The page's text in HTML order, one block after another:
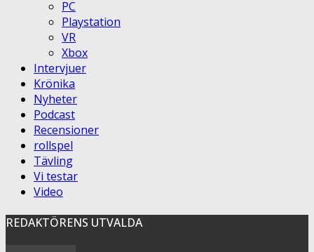
PC
Playstation
VR
Xbox
Intervjuer
Krönika
Nyheter
Podcast
Recensioner
rollspel
Tävling
Vi testar
Video
REDAKTÖRENS UTVALDA